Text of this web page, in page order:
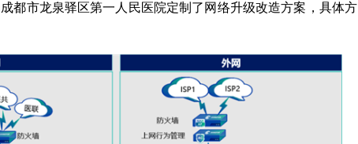
都市龙泉驿区第一人民医院定制了网络升级改造方案，具体方